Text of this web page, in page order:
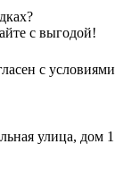
с выгодой!
с условиями
улица, дом 1